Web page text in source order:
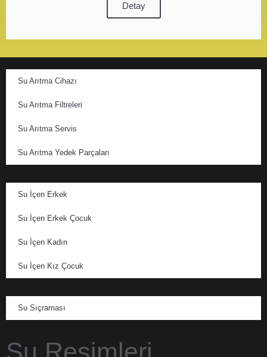
Detay
Su Arıtma Cihazı
Su Arıtma Filtreleri
Su Arıtma Servis
Su Arıtma Yedek Parçaları
Su İçen Erkek
Su İçen Erkek Çocuk
Su İçen Kadın
Su İçen Kız Çocuk
Su Sıçraması